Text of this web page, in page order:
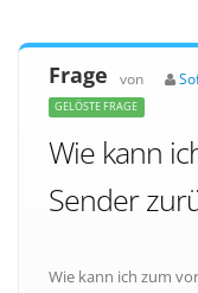
Frage von
GELÖSTE FRAGE
Wie kann
Sender
Wie kann ich zum